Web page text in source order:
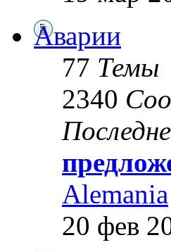
Аварии
77 Темы
2340
Alemania
20 фев